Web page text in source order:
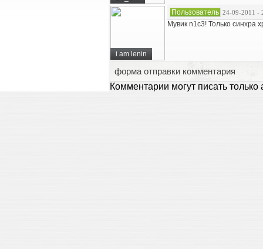
i am lenin
Пользователь 24-09-2011 -
Мувик n1c3! Только синхра
форма отправки комментария
Комментарии могут писать